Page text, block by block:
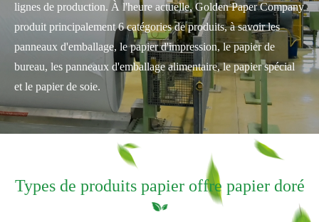
lignes de production. À l'heure actuelle, Golden Paper Company
produit principalement 6 catégories de produits, à savoir les
panneaux d'emballage, le papier d'impression, le papier de
bureau, les panneaux d'emballage alimentaire, le papier spécial
et le papier de soie.
Types de produits papier offre papier doré